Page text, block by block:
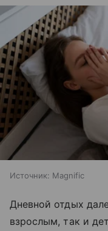
Источник: Magnific
Дневной отдых
взрослым, так и